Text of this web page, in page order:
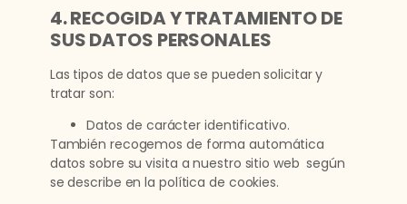
4. RECOGIDA Y TRATAMIENTO DE
SUS DATOS PERSONALES
Las tipos de datos que se pueden solicitar y
tratar son:
Datos de carácter identificativo.
También recogemos de forma automática
datos sobre su visita a nuestro sitio web según
se describe en la política de cookies.